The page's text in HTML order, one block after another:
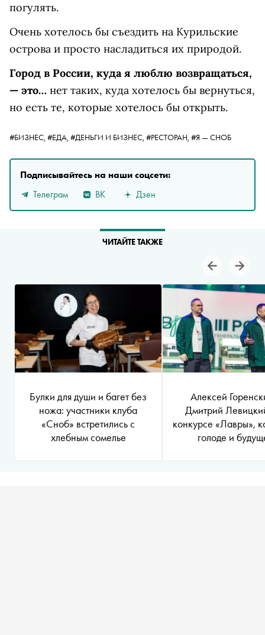
погулять.
Очень хотелось бы съездить на Курильские
острова и просто насладиться их природой.
Город в России, куда я люблю возвращаться,
— это… нет таких, куда хотелось бы вернуться,
но есть те, которые хотелось бы открыть.
#БИЗНЕС, #ЕДА, #ДЕНЬГИ И БИЗНЕС, #РЕСТОРАН, #Я — СНОБ
Подписывайтесь на наши соцсети:
Телеграм
ВК Дзен
ЧИТАЙТЕ ТАКЖЕ
Булки для души и багет без
ножа: участники клуба
«Сноб» встретились с
хлебным сомелье
Алексей
Дмитрий
конкурсе «Лавры»,
голоде и